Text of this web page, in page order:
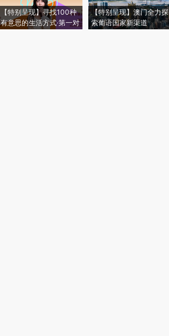
【特别呈现】寻找100种
有意思的生活方式·第一对
【特别呈现】澳门全力探
索葡语国家新渠道